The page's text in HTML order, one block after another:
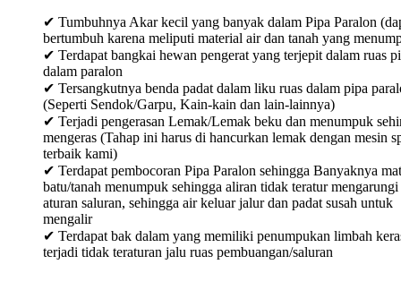
✔ Tumbuhnya Akar kecil yang banyak dalam Pipa Paralon
bertumbuh karena meliputi material air dan tanah yang
✔ Terdapat bangkai hewan pengerat yang terjepit dalam ruas
dalam paralon
✔ Tersangkutnya benda padat dalam liku ruas dalam pipa
(Seperti Sendok/Garpu, Kain-kain dan lain-lainnya)
✔ Terjadi pengerasan Lemak/Lemak beku dan menumpuk
mengeras (Tahap ini harus di hancurkan lemak dengan mesin
terbaik kami)
✔ Terdapat pembocoran Pipa Paralon sehingga Banyaknya
batu/tanah menumpuk sehingga aliran tidak teratur mengarungi
aturan saluran, sehingga air keluar jalur dan padat susah untuk
mengalir
✔ Terdapat bak dalam yang memiliki penumpukan limbah
terjadi tidak teraturan jalu ruas pembuangan/saluran